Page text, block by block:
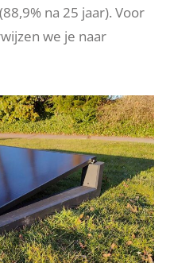
na 25 jaar). Voor
we je naar